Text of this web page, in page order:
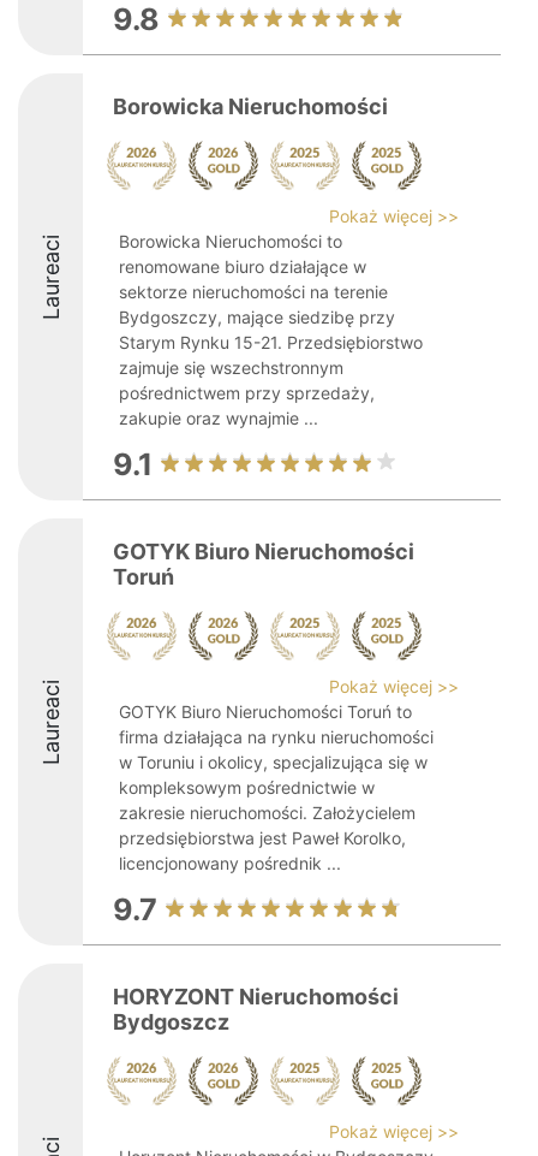
9.8
Laureaci
Borowicka Nieruchomości
Pokaż więcej >>
Borowicka Nieruchomości to
renomowane biuro działające w
sektorze nieruchomości na terenie
Bydgoszczy, mające siedzibę przy
Starym Rynku 15-21. Przedsiębiorstwo
zajmuje się wszechstronnym
pośrednictwem przy sprzedaży,
zakupie oraz wynajmie ...
9.1
Laureaci
GOTYK Biuro Nieruchomości
Toruń
Pokaż więcej >>
GOTYK Biuro Nieruchomości Toruń to
firma działająca na rynku nieruchomości
w Toruniu i okolicy, specjalizująca się w
kompleksowym pośrednictwie w
zakresie nieruchomości. Założycielem
przedsiębiorstwa jest Paweł Korolko,
licencjonowany pośrednik ...
9.7
HORYZONT Nieruchomości
Bydgoszcz
Pokaż więcej >>